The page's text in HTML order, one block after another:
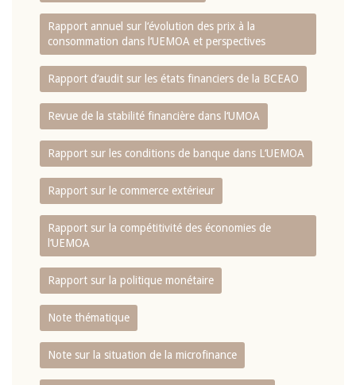
Rapport annuel sur l‘évolution des prix à la
consommation dans l‘UEMOA et perspectives
Rapport d‘audit sur les états financiers de la BCEAO
Revue de la stabilité financière dans l‘UMOA
Rapport sur les conditions de banque dans L‘UEMOA
Rapport sur le commerce extérieur
Rapport sur la compétitivité des économies de
l‘UEMOA
Rapport sur la politique monétaire
Note thématique
Note sur la situation de la microfinance